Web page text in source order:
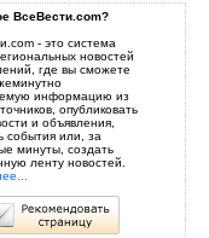
ВсеВести.com?
- это система
новостей
где вы сможете
информацию из
опубликовать
и объявления,
события или, за
минуты, создать
ленту новостей.